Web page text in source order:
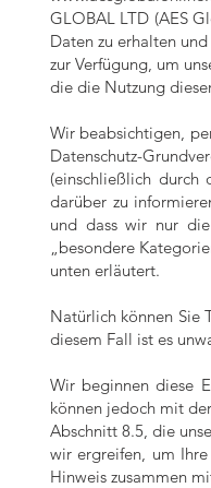
GLOBAL LTD (AES
Daten zu erhalten
zur Verfügung, um
die die Nutzung
Wir beabsichtigen,
Datenschutz-
(einschließlich durch
darüber zu
und dass wir nur
„besondere
unten erläutert.
Natürlich können Sie
diesem Fall ist es
Wir beginnen diese
können jedoch mit
Abschnitt 8.5, die
wir ergreifen, um
Hinweis zusammen